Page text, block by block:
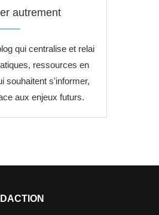
autrement
qui centralise et relai
ressources en
souhaitent s'informer,
aux enjeux futurs.